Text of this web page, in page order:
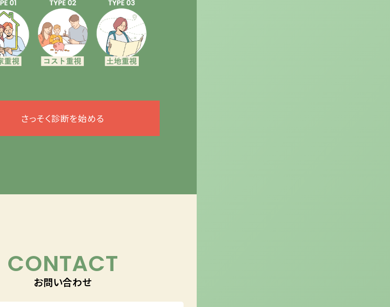
さっそく診断を始める
CONTACT
お問い合わせ